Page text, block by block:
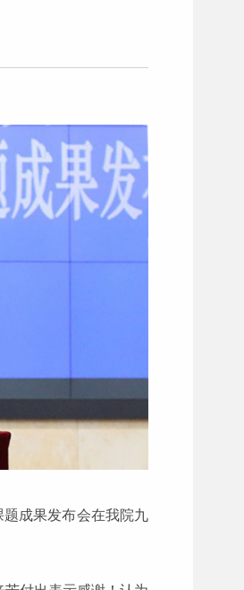
成果发布会在我院九